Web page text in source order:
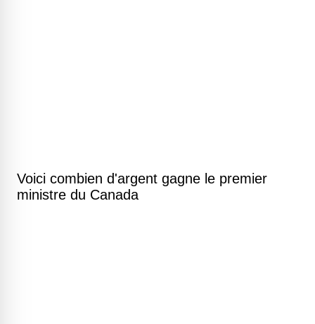
Voici combien d'argent gagne le premier
ministre du Canada